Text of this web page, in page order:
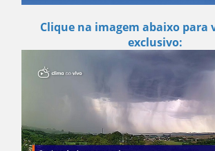
Clique na imagem abaixo para
exclusivo: